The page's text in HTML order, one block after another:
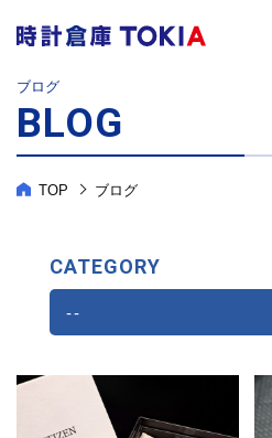
ブログ
BLOG
TOP ブログ
CATEGORY